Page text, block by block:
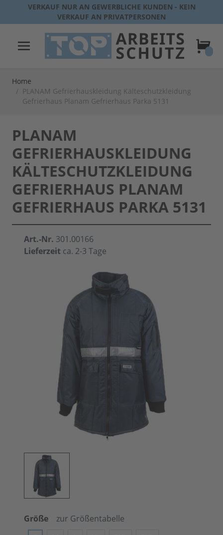
Direkt zum Inhalt
VERKAUF NUR AN GEWERBLICHE KUNDEN - KEIN
VERKAUF AN PRIVATPERSONEN
Home
/ PLANAM Gefrierhauskleidung Kälteschutzkleidung
Gefrierhaus Planam Gefrierhaus Parka 5131
PLANAM
GEFRIERHAUSKLEIDUNG
KÄLTESCHUTZKLEIDUNG
GEFRIERHAUS PLANAM
GEFRIERHAUS PARKA 5131
Art.-Nr. 301.00166
Lieferzeit ca. 2-3 Tage
Größe
zur Größentabelle